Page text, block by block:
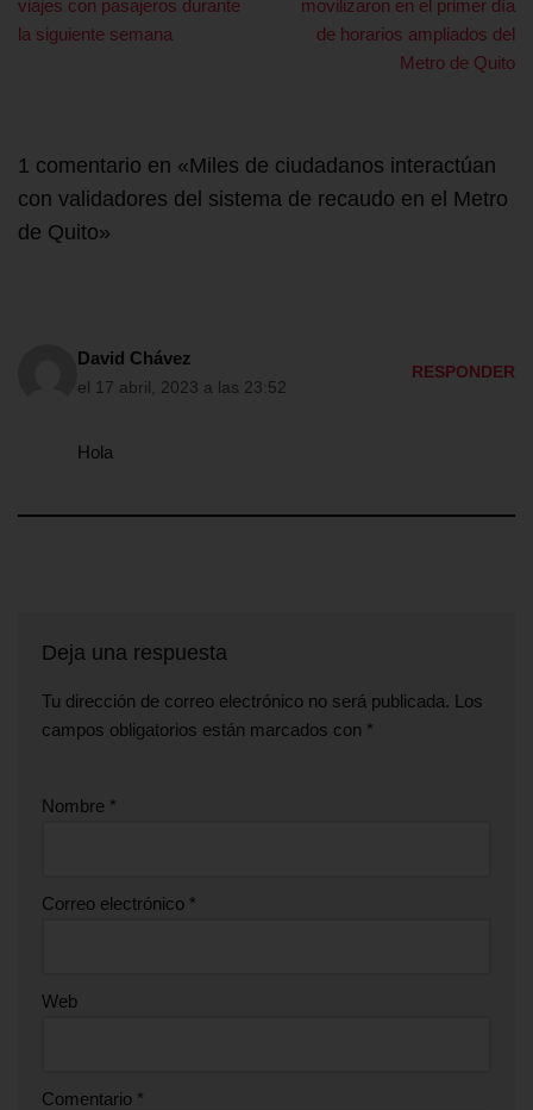
viajes con pasajeros durante
la siguiente semana
movilizaron en el primer día
de horarios ampliados del
Metro de Quito
1 comentario en «Miles de ciudadanos interactúan
con validadores del sistema de recaudo en el Metro
de Quito»
David Chávez
el 17 abril, 2023 a las 23:52
RESPONDER
Hola
Deja una respuesta
Tu dirección de correo electrónico no será publicada. Los
campos obligatorios están marcados con *
Nombre *
Correo electrónico *
Web
Comentario *